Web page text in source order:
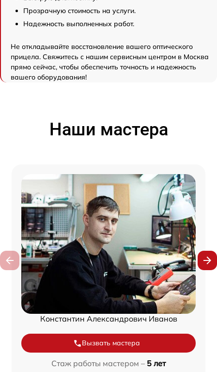
Прозрачную стоимость на услуги.
Надежность выполненных работ.
Не откладывайте восстановление вашего оптического
прицела. Свяжитесь с нашим сервисным центром в Москва
прямо сейчас, чтобы обеспечить точность и надежность
вашего оборудования!
Наши мастера
Константин Александрович Иванов
Вызвать мастера
Стаж работы мастером – 5 лет